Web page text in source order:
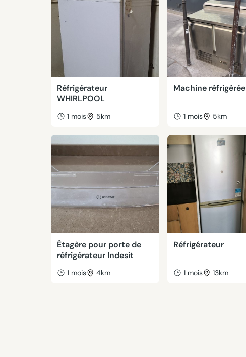
Réfrigérateur
WHIRLPOOL
1 mois 5km
Machine réfrigérée
1 mois 5km
Étagère pour porte de
réfrigérateur Indesit
1 mois 4km
Réfrigérateur
1 mois 13km